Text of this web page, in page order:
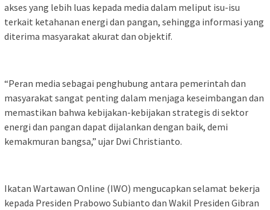
akses yang lebih luas kepada media dalam meliput isu-isu
terkait ketahanan energi dan pangan, sehingga informasi yang
diterima masyarakat akurat dan objektif.
“Peran media sebagai penghubung antara pemerintah dan
masyarakat sangat penting dalam menjaga keseimbangan dan
memastikan bahwa kebijakan-kebijakan strategis di sektor
energi dan pangan dapat dijalankan dengan baik, demi
kemakmuran bangsa,” ujar Dwi Christianto.
Ikatan Wartawan Online (IWO) mengucapkan selamat bekerja
kepada Presiden Prabowo Subianto dan Wakil Presiden Gibran